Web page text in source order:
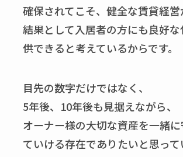
確保されてこそ、健全な賃貸経営
結果として入居者の方にも良好
供できると考えているからです。
目先の数字だけではなく、
5年後、10年後も見据えながら、
オーナー様の大切な資産を一緒
ていける存在でありたいと思って